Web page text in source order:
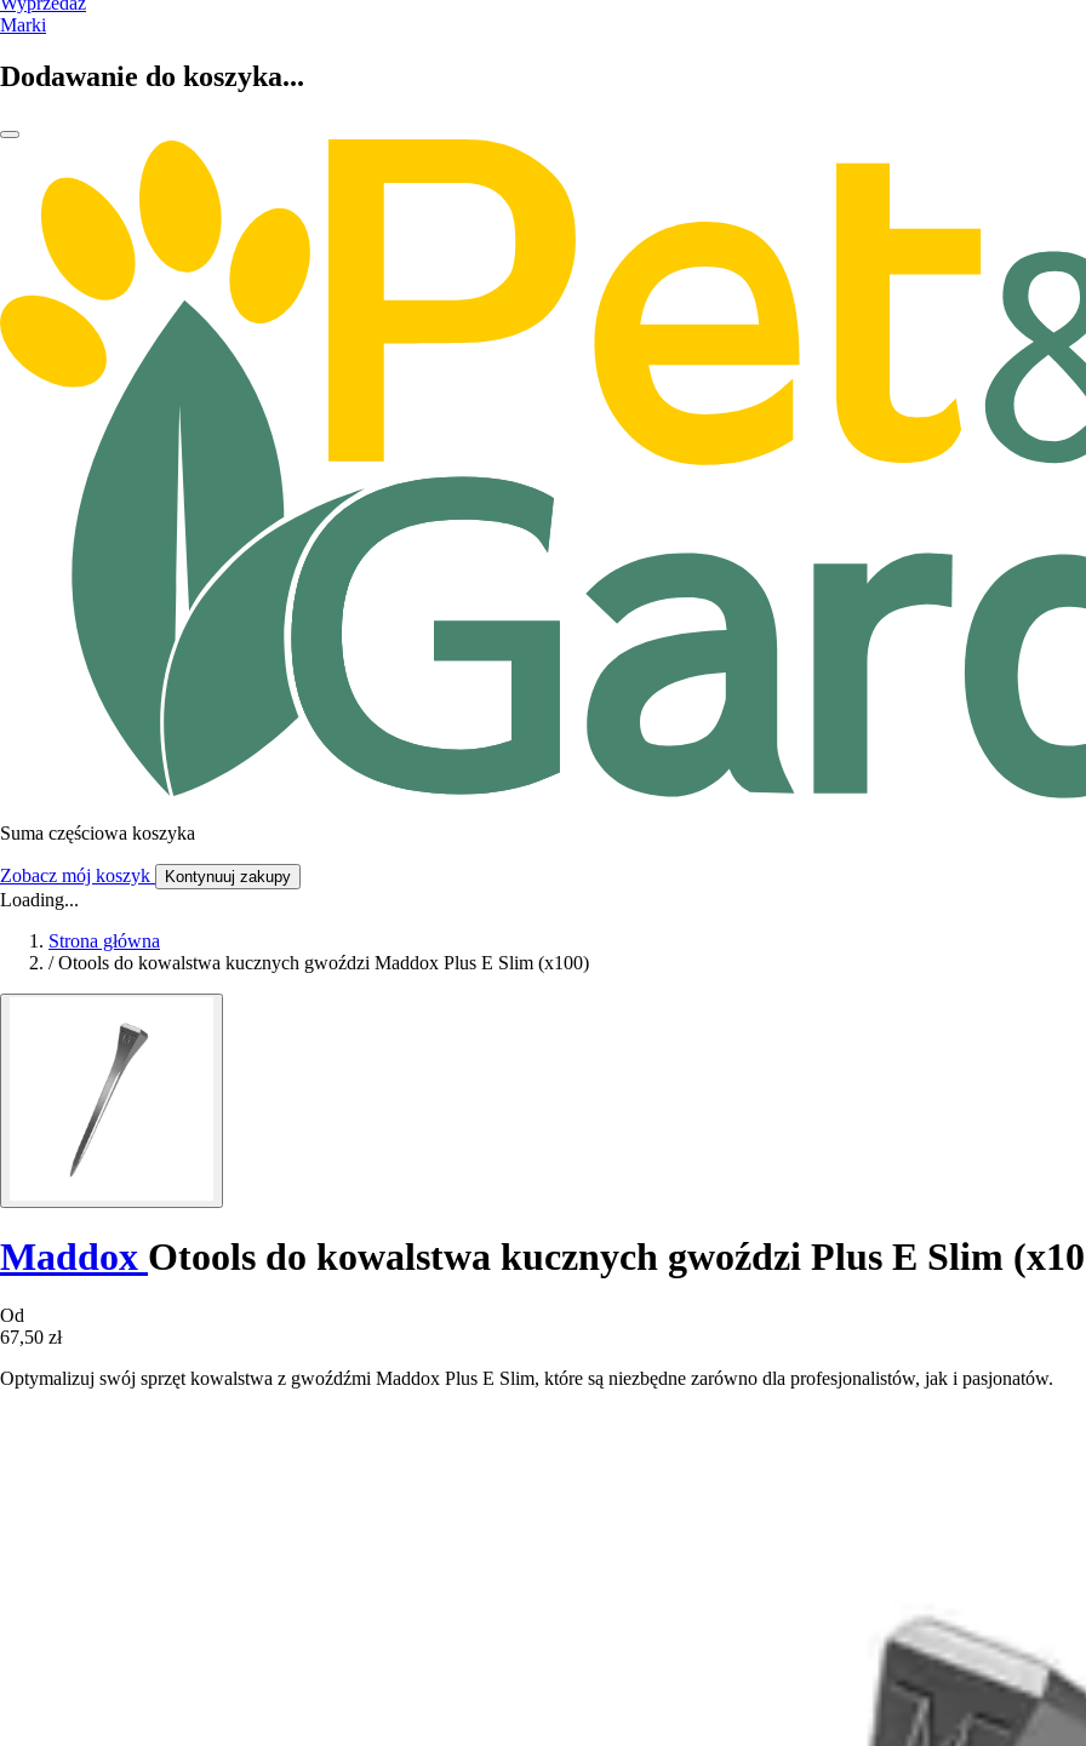
Marki
Dodawanie do koszyka...
Suma częściowa koszyka
Zobacz mój koszyk Kontynuuj zakupy
Loading...
Strona główna
/ Otools do kowalstwa kucznych gwoździ Maddox Plus E Slim (x100)
Maddox Otools do kowalstwa kucznych gwoździ Plus E Slim
Od
67,50 zł
Optymalizuj swój sprzęt kowalstwa z gwoźdźmi Maddox Plus E Slim, które są niezbędne zarówno dla profesjonalistów, jak i pasjonatów.